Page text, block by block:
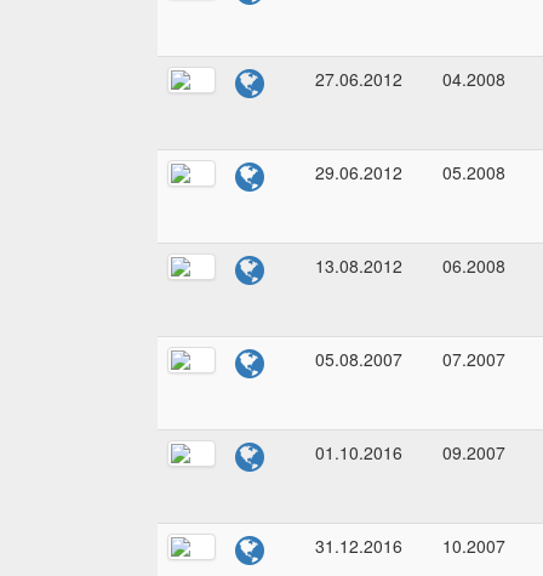
27.06.2012 04.2008
29.06.2012 05.2008
13.08.2012 06.2008
05.08.2007 07.2007
01.10.2016 09.2007
31.12.2016 10.2007